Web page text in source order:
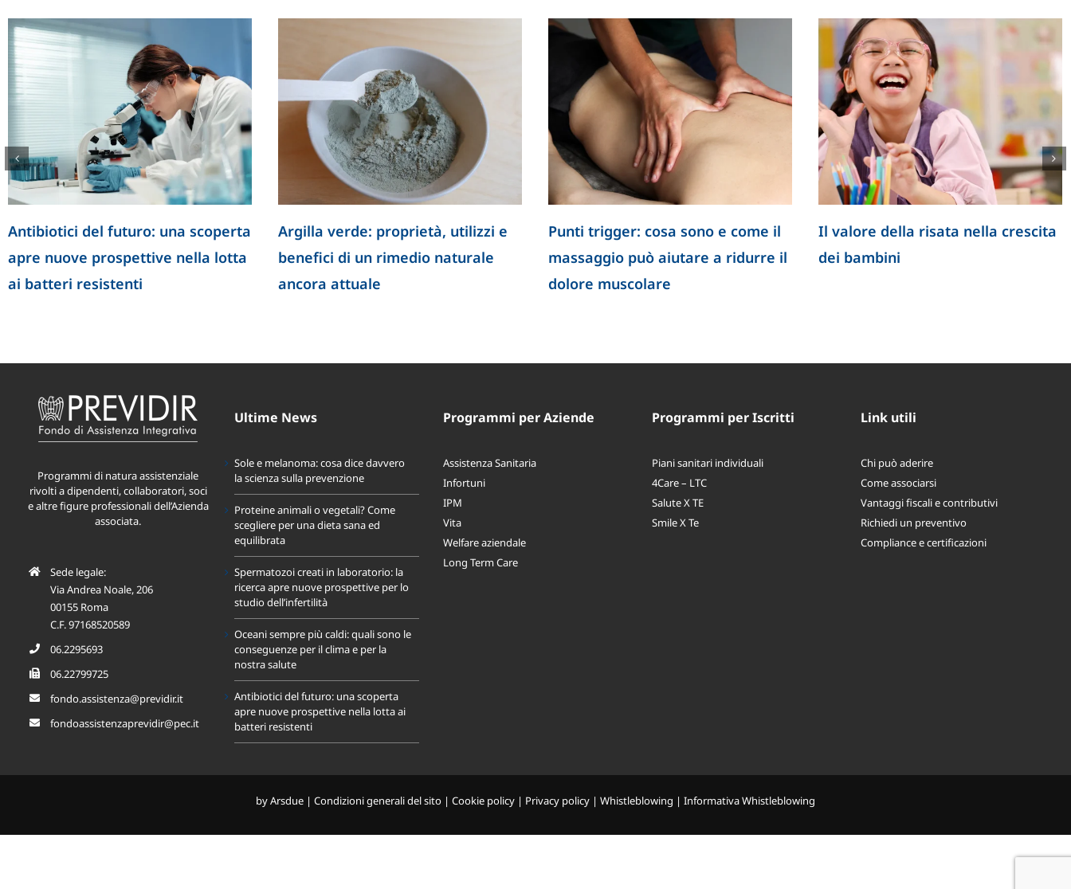
Antibiotici del futuro: una scoperta
apre nuove prospettive nella lotta
ai batteri resistenti
Argilla verde: proprietà, utilizzi e
benefici di un rimedio naturale
ancora attuale
Punti trigger: cosa sono e come il
massaggio può aiutare a ridurre il
dolore muscolare
Il valore della risata nella crescita
dei bambini
Programmi di natura assistenziale
rivolti a dipendenti, collaboratori, soci
e altre figure professionali dell’Azienda
associata.
Sede legale:
Via Andrea Noale, 206
00155 Roma
C.F. 97168520589
06.2295693
06.22799725
fondo.assistenza@previdir.it
fondoassistenzaprevidir@pec.it
Ultime News
Sole e melanoma: cosa dice davvero
la scienza sulla prevenzione
Proteine animali o vegetali? Come
scegliere per una dieta sana ed
equilibrata
Spermatozoi creati in laboratorio: la
ricerca apre nuove prospettive per lo
studio dell’infertilità
Oceani sempre più caldi: quali sono le
conseguenze per il clima e per la
nostra salute
Antibiotici del futuro: una scoperta
apre nuove prospettive nella lotta ai
batteri resistenti
Programmi per Aziende
Assistenza Sanitaria
Infortuni
IPM
Vita
Welfare aziendale
Long Term Care
Programmi per Iscritti
Piani sanitari individuali
4Care – LTC
Salute X TE
Smile X Te
Link utili
Chi può aderire
Come associarsi
Vantaggi fiscali e contributivi
Richiedi un preventivo
Compliance e certificazioni
byArsdue | Condizioni generali del sito | Cookie policy | Privacy policy | Whistleblowing | Informativa Whistleblowing